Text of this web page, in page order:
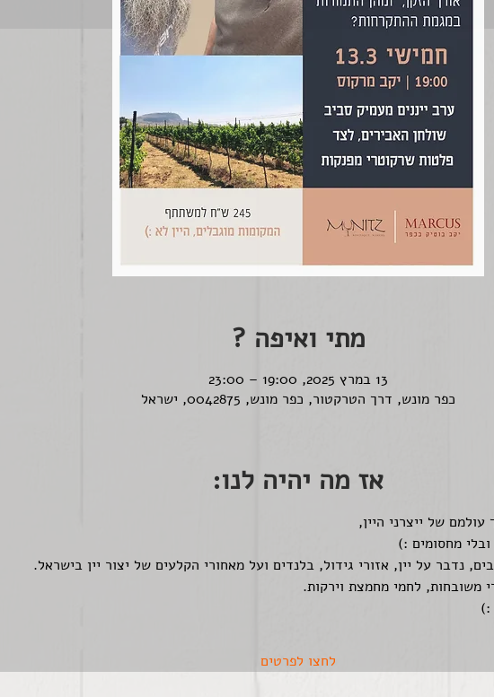
מתי ואיפה ?
13 במרץ 2025, 19:00 – 23:00
כפר מונש, דרך הטרקטור, כפר מונש, 0042875, ישראל
אז מה יהיה לנו:
של ייצרני היין,
מחסומים :)
נדבר על יין, אזורי גידול, בלנדים ועל מאחורי הקלעים של יצור יין בישראל.
משובחות, לחמי מחמצת וירקות.
:)
לחצו לפרטים